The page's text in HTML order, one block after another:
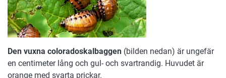
Den vuxna coloradoskalbaggen (bilden nedan) är ungefär
en centimeter lång och gul- och svartrandig. Huvudet är
orange med svarta prickar.